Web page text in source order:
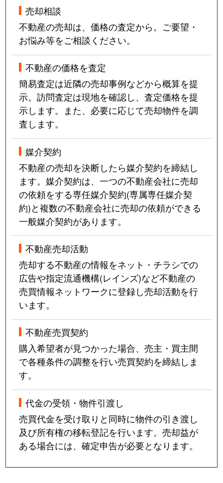
売却相談
不動産の売却は、価格の査定から。ご要望・
お悩み等をご相談ください。
不動産の価格を査定
簡易査定は近隣の売却事例などから概算を提
示。訪問査定は現地を確認し、査定価格を提
示します。また、必要に応じて売却物件を調
査します。
媒介契約
不動産の売却を決断したら媒介契約を締結し
ます。媒介契約は、一つの不動産会社に売却
の依頼をする専任媒介契約(専属専任媒介契
約)と複数の不動産会社に売却の依頼ができる
一般媒介契約があります。
不動産売却活動
売却する不動産の情報をネット・チラシでの
広告や指定流通機構(レインズ)など不動産の
売買情報ネットワークに登録し売却活動を行
います。
不動産売買契約
購入希望者が見つかった場合、売主・買主間
で各種条件の調整を行い売買契約を締結しま
す。
代金の受領・物件引渡し
売買代金を受け取りと同時に物件の引き渡し
及び所有権の移転登記を行います。売却益が
ある場合には、確定申告が必要となります。